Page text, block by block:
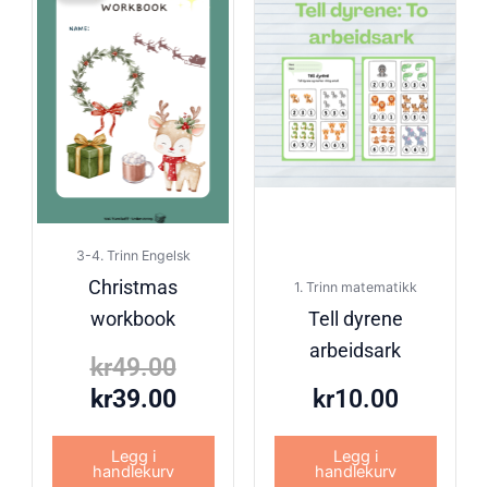
3-4. Trinn Engelsk
Christmas
workbook
kr49.00
kr49.00.
kr39.00
kr39.00.
Legg i
handlekurv
1. Trinn matematikk
Tell dyrene
arbeidsark
kr10.00
Legg i
handlekurv